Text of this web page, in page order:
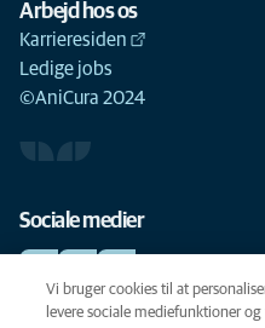
Arbejd hos os
Karrieresiden
Ledige jobs
©AniCura 2024
Sociale medier
Vi bruger cookies til at
levere sociale mediefunktioner